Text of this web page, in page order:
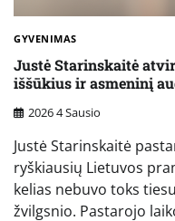
GYVENIMAS
Justė Starinskaitė
iššūkius ir asmeninį
2026 4 Sausio
Justė Starinskaitė
ryškiausių Lietuvos
kelias nebuvo toks
žvilgsnio. Pastarojo